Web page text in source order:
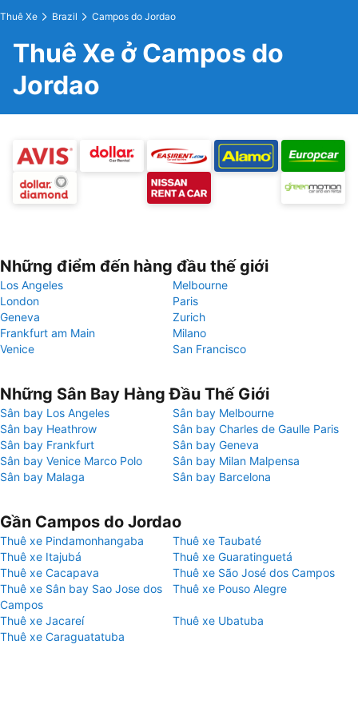
Thuê Xe Brazil Campos do Jordao
Thuê Xe ở Campos do
Jordao
Những điểm đến hàng đầu thế giới
Los Angeles
Melbourne
London
Paris
Geneva
Zurich
Frankfurt am Main
Milano
Venice
San Francisco
Những Sân Bay Hàng Đầu Thế Giới
Sân bay Los Angeles
Sân bay Melbourne
Sân bay Heathrow
Sân bay Charles de Gaulle Paris
Sân bay Frankfurt
Sân bay Geneva
Sân bay Venice Marco Polo
Sân bay Milan Malpensa
Sân bay Malaga
Sân bay Barcelona
Gần Campos do Jordao
Thuê xe Pindamonhangaba
Thuê xe Taubaté
Thuê xe Itajubá
Thuê xe Guaratinguetá
Thuê xe Cacapava
Thuê xe São José dos Campos
Thuê xe Sân bay Sao Jose dos
Campos
Thuê xe Pouso Alegre
Thuê xe Jacareí
Thuê xe Ubatuba
Thuê xe Caraguatatuba